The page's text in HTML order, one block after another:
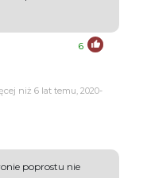
6
niż 6 lat temu, 2020-
poprostu nie